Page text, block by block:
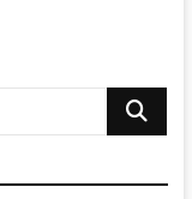
Buscar